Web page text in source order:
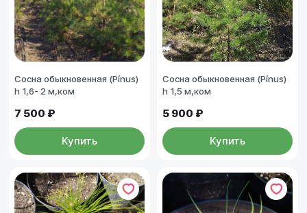
Сосна обыкновенная (Pínus)
h 1,6- 2 м,ком
7 500 ₽
Купить
Сосна обыкновенная (Pínus)
h 1,5 м,ком
5 900 ₽
Купить